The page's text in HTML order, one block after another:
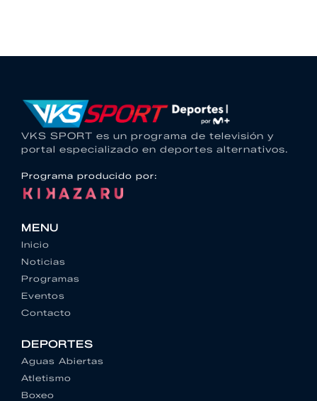
VKS SPORT es un programa de televisión y
portal especializado en deportes alternativos.
Programa producido por:
MENU
Inicio
Noticias
Programas
Eventos
Contacto
DEPORTES
Aguas Abiertas
Atletismo
Boxeo